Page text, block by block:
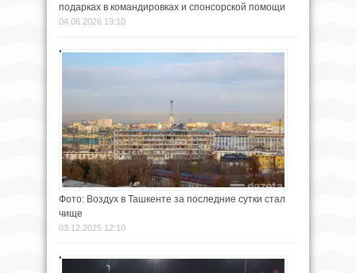
подарках в командировках и спонсорской помощи
04.06.2026 19:10
Фото: Воздух в Ташкенте за последние сутки стал
чище
03.12.2025 12:10